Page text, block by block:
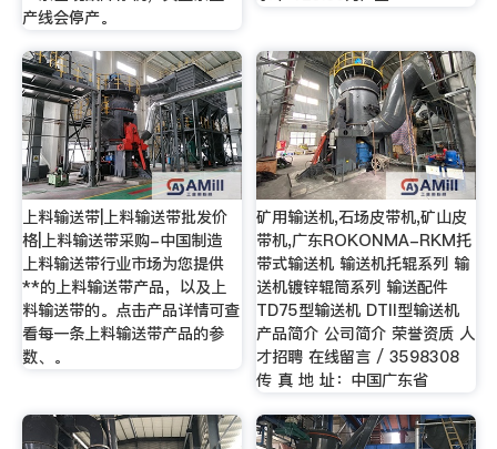
产线会停产。
上料输送带|上料输送带批发价
格|上料输送带采购-中国制造
上料输送带行业市场为您提供
**的上料输送带产品，以及上
料输送带的。点击产品详情可查
看每一条上料输送带产品的参
数、。
矿用输送机,石场皮带机,矿山皮
带机,广东ROKONMA-RKM托
带式输送机 输送机托辊系列 输
送机镀锌辊筒系列 输送配件
TD75型输送机 DTII型输送机
产品简介 公司简介 荣誉资质 人
才招聘 在线留言 / 3598308
传 真 地 址：中国广东省